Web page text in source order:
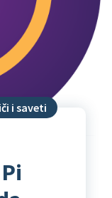
i saveti